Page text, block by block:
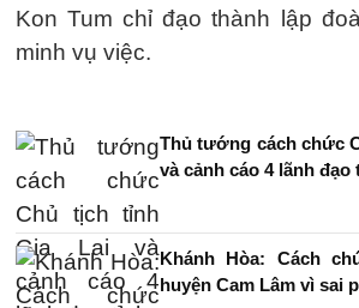
Kon Tum chỉ đạo thành lập
minh vụ việc.
Thủ tướng cách chức
và cảnh cáo 4 lãnh đạo
Khánh Hòa: Cách
huyện Cam Lâm vì sai